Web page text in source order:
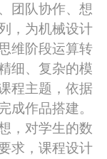
团队协作、想
，为机械设计
维阶段运算转
细、复杂的模
程主题，依据
成作品搭建。
，对学生的数
求，课程设计